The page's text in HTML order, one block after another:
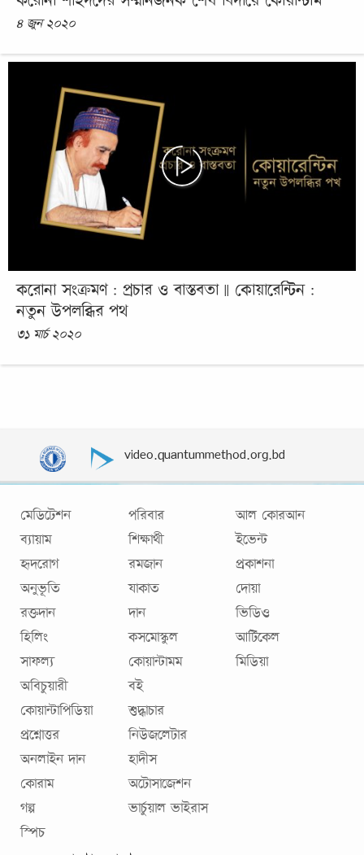
৪ জুন ২০২০
করোনা সংক্রমণ : প্রচার ও বাস্তবতা || কোয়ারেন্টিন :
নতুন উপলব্ধির পথ
৩১ মার্চ ২০২০
video.quantummethod.org.bd
মেডিটেশন
ব্যায়াম
হৃদরোগ
অনুভূতি
রক্তদান
হিলিং
সাফল্য
পরিবার
শিক্ষার্থী
রমজান
যাকাত
দান
কসমোস্কুল
কোয়ান্টামম
আল কোরআন
ইভেন্ট
প্রকাশনা
দোয়া
ভিডিও
আর্টিকেল
মিডিয়া
অবিচুয়ারী
কোয়ান্টাপিডিয়া
প্রশ্নোত্তর
অনলাইন দান
কোরাম
গল্প
স্পিচ
বই
শুদ্ধাচার
নিউজলেটার
হাদীস
অটোসাজেশন
ভার্চুয়াল ভাইরাস